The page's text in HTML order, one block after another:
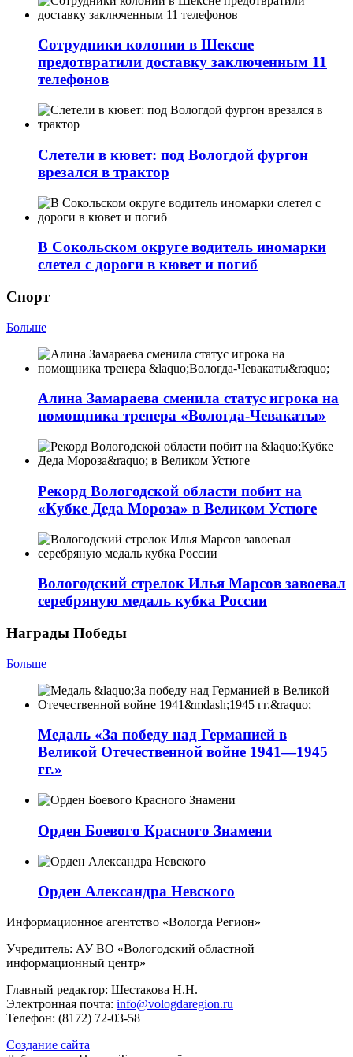
Сотрудники колонии в Шексне
предотвратили доставку заключенным 11
телефонов
Слетели в кювет: под Вологдой фургон
врезался в трактор
В Сокольском округе водитель иномарки
слетел с дороги в кювет и погиб
Спорт
Больше
Алина Замараева сменила статус игрока на
помощника тренера «Вологда-Чевакаты»
Рекорд Вологодской области побит на
«Кубке Деда Мороза» в Великом Устюге
Вологодский стрелок Илья Марсов завоевал
серебряную медаль кубка России
Награды Победы
Больше
Медаль «За победу над Германией в
Великой Отечественной войне 1941—1945
гг.»
Орден Боевого Красного Знамени
Орден Александра Невского
Информационное агентство «Вологда Регион»
Учредитель: АУ ВО «Вологодский областной
информационный центр»
Главный редактор: Шестакова Н.Н.
Электронная почта: info@vologdaregion.ru
Телефон: (8172) 72-03-58
Создание сайта